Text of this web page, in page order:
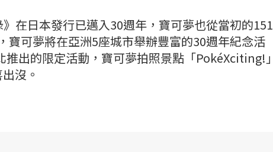
在日本發行已邁入30週年，寶可夢也從當初的151
寶可夢將在亞洲5座城市舉辦豐富的30週年紀念活
出的限定活動，寶可夢拍照景點「PokéXciting!」
沒。